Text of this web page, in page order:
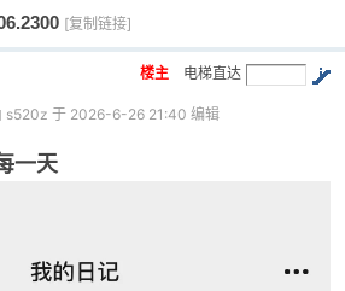
› [复制链接]
电梯直达
楼主
s520z 于 2026-6-26 21:40 编辑
一天